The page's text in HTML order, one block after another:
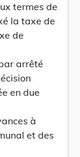
termes de
la taxe de
de
arrêté
en due
à
et des